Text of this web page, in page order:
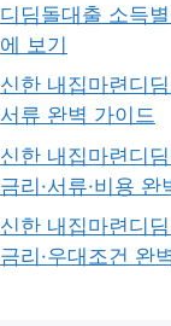
디딤돌대출 소득
에 보기
신한 내집마련디
서류 완벽 가이드
신한 내집마련디
금리·서류·비용 완
신한 내집마련디
금리·우대조건 완